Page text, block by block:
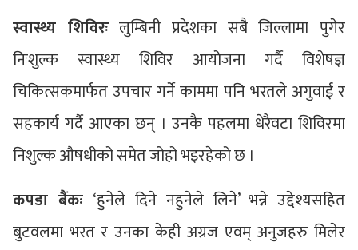
स्वास्थ्य शिविरःलुम्बिनी प्रदेशका सबै जिल्लामा पुगेर
निःशुल्क स्वास्थ्य शिविर आयोजना गर्दै विशेषज्ञ
चिकित्सकमार्फत उपचार गर्ने काममा पनि भरतले अगुवाई र
सहकार्य गर्दै आएका छन् । उनकै पहलमा धेरैवटा शिविरमा
निशुल्क औषधीको समेत जोहो भइरहेको छ ।
कपडा बैंकः ‘हुनेले दिने नहुनेले लिने’ भन्ने उद्देश्यसहित
बुटवलमा भरत र उनका केही अग्रज एवम् अनुजहरु मिलेर